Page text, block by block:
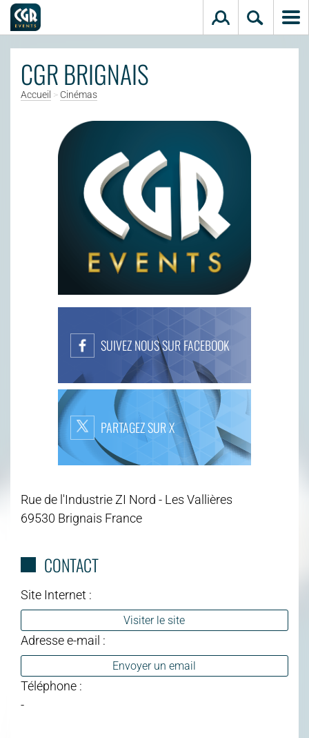
CGR BRIGNAIS
Accueil > Cinémas
SUIVEZ NOUS SUR FACEBOOK
PARTAGEZ SUR X
Rue de l'Industrie ZI Nord - Les Vallières
69530 Brignais France
CONTACT
Site Internet :
Visiter le site
Adresse e-mail :
Envoyer un email
Téléphone :
-